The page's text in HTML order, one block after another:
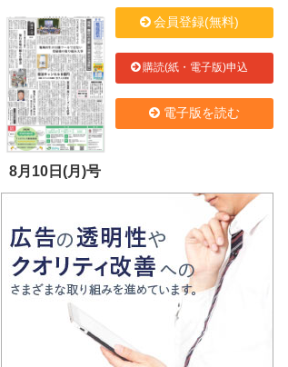
8月10日(月)号
会員登録(無料)
購読(紙・電子版)申込
電子版を読む